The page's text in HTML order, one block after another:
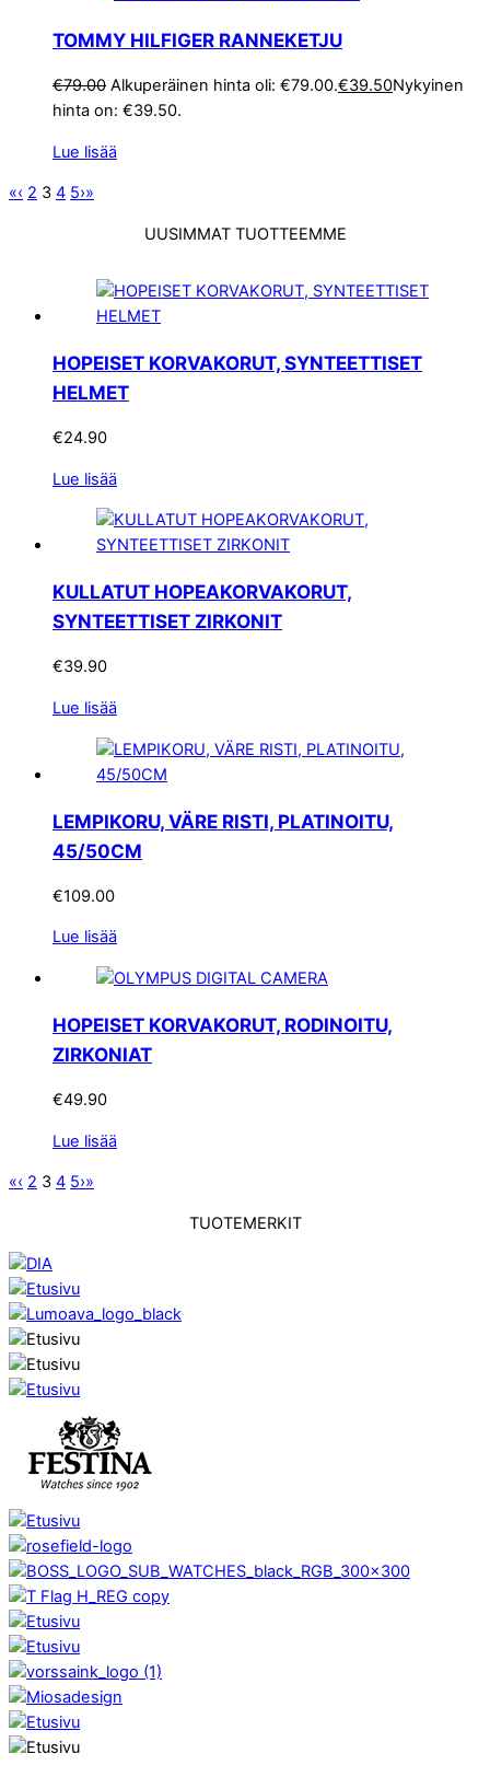
TOMMY HILFIGER RANNEKETJU
€79.00 Alkuperäinen hinta oli: €79.00.€39.50Nykyinen
hinta on: €39.50.
Lue lisää
«‹ 2 3 4 5›»
UUSIMMAT TUOTTEEMME
HOPEISET KORVAKORUT, SYNTEETTISET
HELMET
€24.90
Lue lisää
KULLATUT HOPEAKORVAKORUT,
SYNTEETTISET ZIRKONIT
€39.90
Lue lisää
LEMPIKORU, VÄRE RISTI, PLATINOITU,
45/50CM
€109.00
Lue lisää
HOPEISET KORVAKORUT, RODINOITU,
ZIRKONIAT
€49.90
Lue lisää
«‹ 2 3 4 5›»
TUOTEMERKIT